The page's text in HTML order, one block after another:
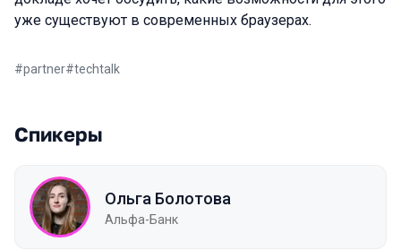
уже существуют в современных браузерах.
#partner#techtalk
Спикеры
Ольга Болотова
Альфа-Банк